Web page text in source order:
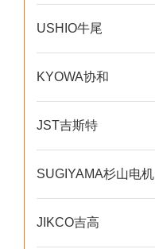
USHIO牛尾
KYOWA协和
JST吉斯特
SUGIYAMA杉山电机
JIKCO吉高